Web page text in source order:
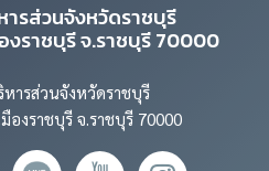
ารส่วนจังหวัดราชบุรี
งราชบุรี จ.ราชบุรี 70000
หารส่วนจังหวัดราชบุรี
องราชบุรี จ.ราชบุรี 70000